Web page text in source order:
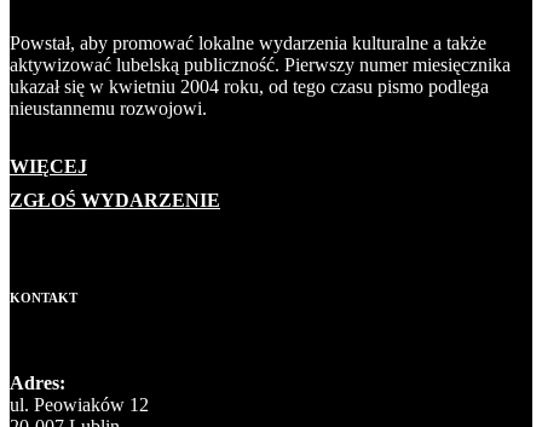
Powstał, aby promować lokalne wydarzenia kulturalne a także
aktywizować lubelską publiczność. Pierwszy numer miesięcznika
ukazał się w kwietniu 2004 roku, od tego czasu pismo podlega
nieustannemu rozwojowi.
WIĘCEJ
ZGŁOŚ WYDARZENIE
KONTAKT
Adres:
ul. Peowiaków 12